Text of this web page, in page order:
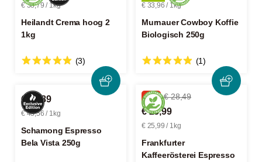
€ 38,79 / 1kg
Heilandt Crema hoog 2
1kg
(3)
€ 33,96 / 1kg
Murnauer Cowboy Koffie
Biologisch 250g
(1)
€ 10,89
€ 43,56 / 1kg
Schamong Espresso
Bela Vista 250g
-8% € 28,49
€ 25,99
€ 25,99 / 1kg
Frankfurter
Kaffeerösterei Espresso